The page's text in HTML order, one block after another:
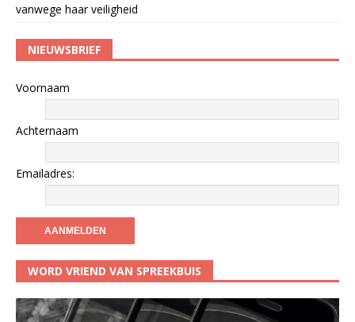
vanwege haar veiligheid
NIEUWSBRIEF
Voornaam
Achternaam
Emailadres:
WORD VRIEND VAN SPREEKBUIS